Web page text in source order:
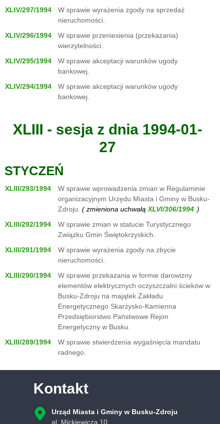
XLIV/297/1994
W sprawie wyrażenia zgody na sprzedaż
nieruchomości.
XLIV/296/1994
W sprawie przeniesienia (przekazania)
wierzytelności.
XLIV/295/1994
W sprawie akceptacji warunków ugody
bankowej.
XLIV/294/1994
W sprawie akceptacji warunków ugody
bankowej.
XLIII - sesja z dnia 1994-01-
27
STYCZEŃ
XLIII/293/1994
W sprawie wprowadzenia zmian w Regulaminie
organizacyjnym Urzędu Miasta i Gminy w Busku-
Zdroju. ( zmieniona uchwałą
)
XLIII/292/1994
W sprawie zmian w statucie Turystycznego
Związku Gmin Świętokrzyskich.
XLIII/291/1994
W sprawie wyrażenia zgody na zbycie
nieruchomości.
XLIII/290/1994
W sprawie przekazania w formie darowizny
elementów elektrycznych oczyszczalni ścieków w
Busku-Zdroju na majątek Zakładu
Energetycznego Skarżysko-Kamienna
Przedsiębiorstwo Państwowe Rejon
Energetyczny w Busku.
XLIII/289/1994
W sprawie stwierdzenia wygaśnięcia mandatu
radnego.
Kontakt
Urząd Miasta i Gminy w Busku-Zdroju
al. Mickiewicza 10